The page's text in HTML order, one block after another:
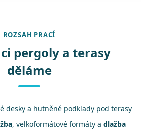
ROZSAH PRACÍ
pergoly a terasy
děláme
desky a hutněné podklady pod terasy
, velkoformátové formáty a dlažba